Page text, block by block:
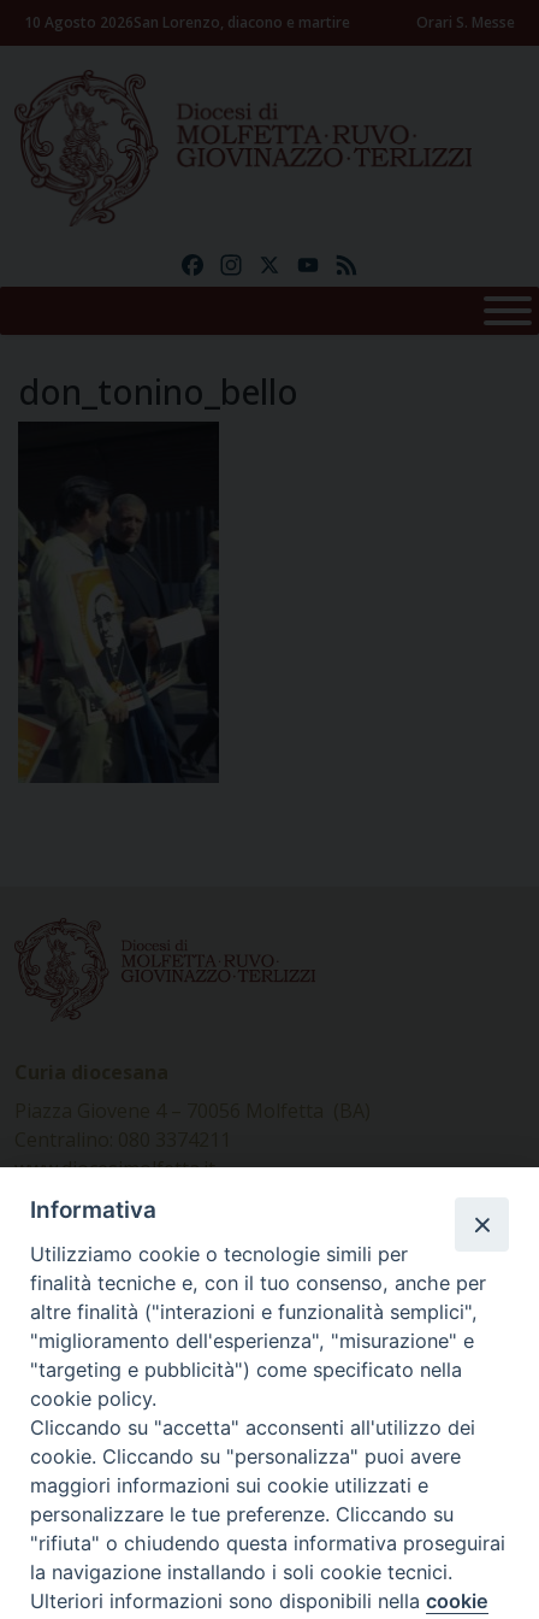
Skip10 Agosto 2026San Lorenzo, diacono e martire Orari S. Messe
FacebookInstagramYouTube
don_tonino_bello
www.diocesimolfetta.it –
diocesimolfetta@pec.chiesacattolica.it
Ufficio Comunicazioni sociali
Piazza Giovene 4 – 70056 Molfetta (BA)
comunicazionisociali@diocesimolfetta.it
SEGUICI SU
Facebook
Instagram
X YouTube
Feed
Privacy Policy - trasparenza
© 2016 - 2026 Diocesi Molfetta Ruvo Giovinazzo Terlizzi
Preferenze Cookie
Informativa
Utilizziamo cookie o tecnologie simili per
finalità tecniche e, con il tuo consenso, anche per
altre finalità ("interazioni e funzionalità semplici",
"miglioramento dell'esperienza", "misurazione" e
"targeting e pubblicità") come specificato nella
cookie policy.
Cliccando su "accetta" acconsenti all'utilizzo dei
cookie. Cliccando su "personalizza" puoi avere
maggiori informazioni sui cookie utilizzati e
personalizzare le tue preferenze. Cliccando su
"rifiuta" o chiudendo questa informativa proseguirai
la navigazione installando i soli cookie tecnici.
Ulteriori informazioni sono disponibili nellacookie